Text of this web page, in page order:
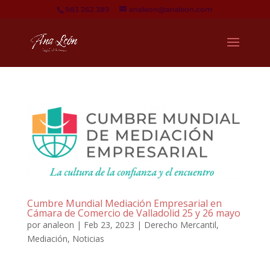
983 262 389 analeon@analeon.com
Cumbre Mundial Mediación Empresarial en
Cámara de Comercio de Valladolid 25 y 26 mayo
por analeon | Feb 23, 2023 | Derecho Mercantil,
Mediación, Noticias